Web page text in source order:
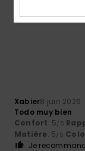
Xabier8 juin 2026
Todo muy bien
Confort: 5/5
Matière: 5/5
Je